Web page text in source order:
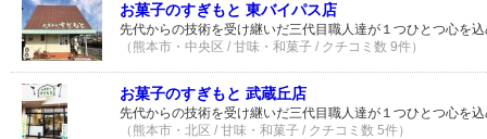
お菓子のすぎもと 東バイパス店
先代からの技術を受け継いだ三代目職人達が１つひとつ心を
（熊本市・中央区 / 甘味・和菓子 / クチコミ数 9件）
お菓子のすぎもと 武蔵丘店
先代からの技術を受け継いだ三代目職人達が１つひとつ心を
（熊本市・北区 / 甘味・和菓子 / クチコミ数 5件）